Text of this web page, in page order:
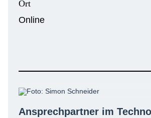
Ort
Online
Ansprechpartner im